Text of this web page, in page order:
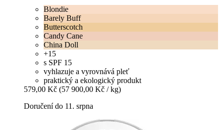
Blondie
Barely Buff
Butterscotch
Candy Cane
China Doll
+15
s SPF 15
vyhlazuje a vyrovnává pleť
praktický a ekologický produkt
579,00 Kč (57 900,00 Kč / kg)
Doručení do 11. srpna